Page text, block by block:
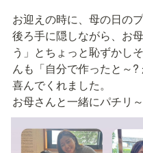
お迎えの時に、母の日の
後ろ手に隠しながら、お
う」とちょっと恥ずかし
んも「自分で作ったと～
喜んでくれました。
お母さんと一緒にパチリ